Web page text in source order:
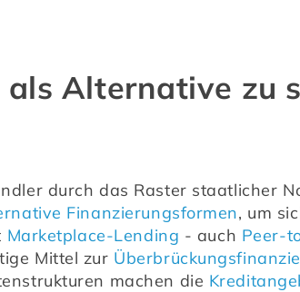
Alternative zu
durch das Raster staatlicher
Finanzierungsformen, um
Marketplace-Lending - auch Peer-
Mittel zur
machen die